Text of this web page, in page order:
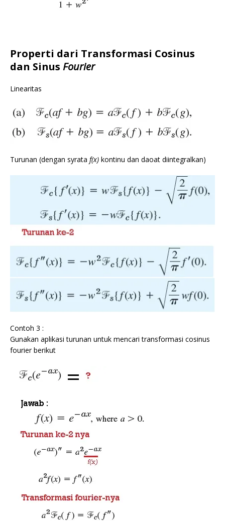
Properti dari Transformasi Cosinus
dan Sinus Fourier
Linearitas
Turunan (dengan syrata f(x) kontinu dan daoat diintegralkan)
Contoh 3 :
Gunakan aplikasi turunan untuk mencari transformasi cosinus
fourier berikut